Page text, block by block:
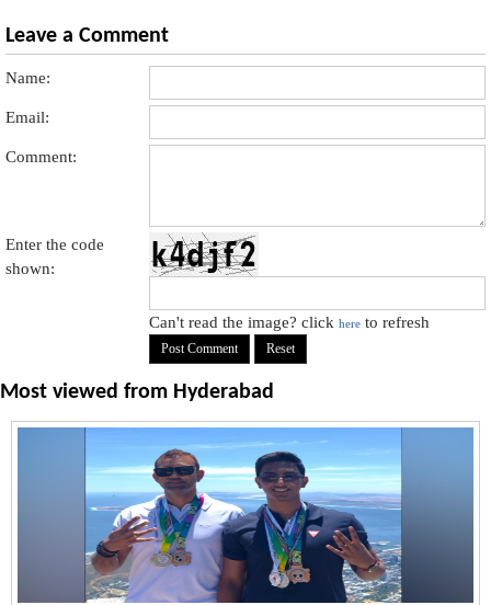
Leave a Comment
Name:
Email:
Comment:
Enter the code
shown:
Can't read the image? clickhere to refresh
Most viewed from Hyderabad